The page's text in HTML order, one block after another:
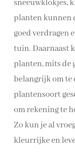
sneeuwklokjes,
planten kunnen
goed verdragen
tuin. Daarnaast
planten, mits de
belangrijk om te
plantensoort
om rekening te
Zo kun je al
kleurrijke en